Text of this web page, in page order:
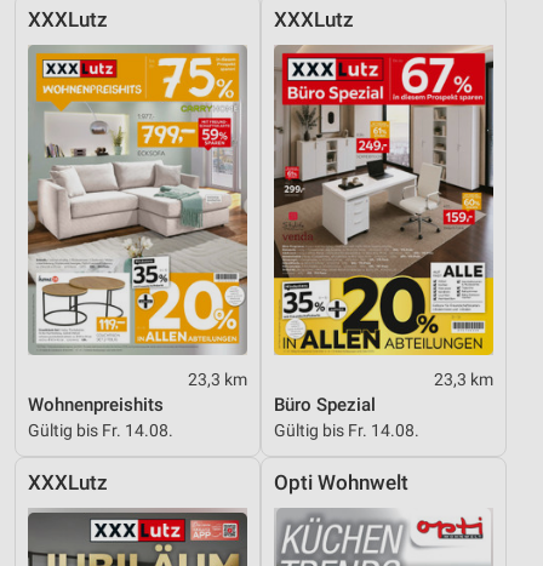
XXXLutz
23,3 km
Wohnenpreishits
Gültig bis Fr. 14.08.
XXXLutz
23,3 km
Büro Spezial
Gültig bis Fr. 14.08.
XXXLutz Opti Wohnwelt
Funktional
Werbung